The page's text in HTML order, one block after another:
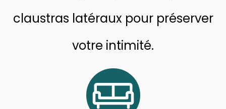
claustras latéraux pour préserver
votre intimité.